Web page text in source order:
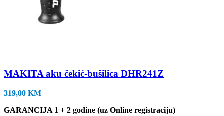
MAKITA aku čekić-bušilica DHR241Z
319,00 KM
GARANCIJA 1 + 2 godine (uz Online registraciju)